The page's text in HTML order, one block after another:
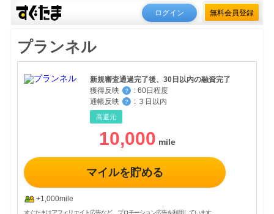
ログイン 無料会員登録
プランネル
新規審査通過完了後、30日以内の融資完了
獲得反映
？ : 60日程度
通帳反映
？ : ３日以内
高還元
10,000
マイルを貯める
+1,000mile
すぐたまはアフィリエイト広告など、プロモーション広告を利用しています